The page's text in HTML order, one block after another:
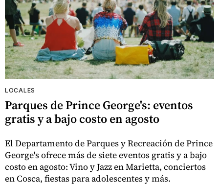
LOCALES
Parques de Prince George's: eventos
gratis y a bajo costo en agosto
El Departamento de Parques y Recreación de Prince
George's ofrece más de siete eventos gratis y a bajo
costo en agosto: Vino y Jazz en Marietta, conciertos
en Cosca, fiestas para adolescentes y más.